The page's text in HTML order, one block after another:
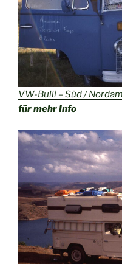
VW-Bulli – Süd /
für mehr Info